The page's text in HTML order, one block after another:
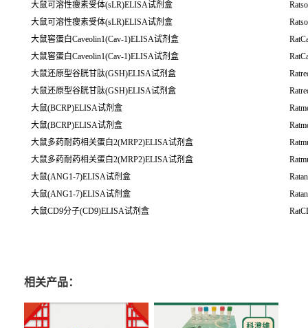
大鼠可溶性瘦素受体(sLR)ELISA试剂盒
大鼠可溶性瘦素受体(sLR)ELISA试剂盒
大鼠窖蛋白Caveolin1(Cav-1)ELISA试剂盒
大鼠窖蛋白Caveolin1(Cav-1)ELISA试剂盒
大鼠还原型谷胱甘肽(GSH)ELISA试剂盒
大鼠还原型谷胱甘肽(GSH)ELISA试剂盒
大鼠(BCRP)ELISA试剂盒
大鼠(BCRP)ELISA试剂盒
大鼠多药耐药相关蛋白2(MRP2)ELISA试剂盒
大鼠多药耐药相关蛋白2(MRP2)ELISA试剂盒
大鼠(ANG1-7)ELISA试剂盒
大鼠(ANG1-7)ELISA试剂盒
大鼠CD9分子(CD9)ELISA试剂盒
相关产品：